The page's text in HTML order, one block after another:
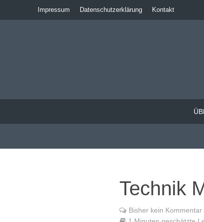
Impressum Datenschutzerklärung Kontakt
Technik
Bisher kein Kommentar